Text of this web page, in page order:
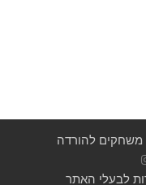
משחקים להורדה